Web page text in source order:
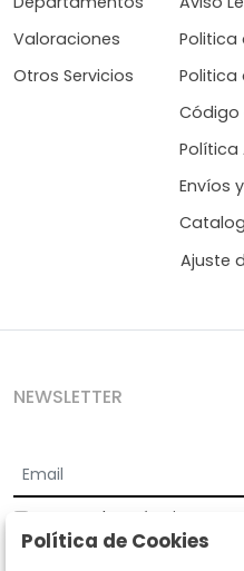
Valoraciones
Otros Servicios
Politica
Politica
Código
Política
Envíos
Ajuste
NEWSLETTER
Acepto los Términos y
privacidad
Política de Cookies